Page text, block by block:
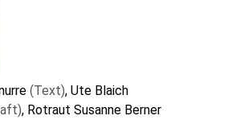
(Text), Ute Blaich
, Rotraut Susanne Berner